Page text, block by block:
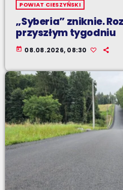
POWIAT CIESZYŃSKI
„Syberia” zniknie.
przyszłym tygodniu
today 08.08.2026, 08:30